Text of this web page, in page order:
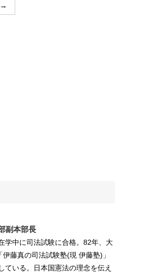
→
副本部長
学中に司法試験に合格。82年、大
藤真の司法試験塾(現 伊藤塾)」
いる。日本国憲法の理念を伝え